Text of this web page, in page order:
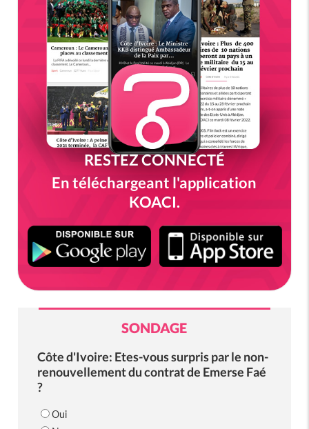
RESTEZ CONNECTÉ
En téléchargeant l'application
KOACI.
SONDAGE
Côte d'Ivoire: Etes-vous surpris par le non-
renouvellement du contrat de Emerse Faé
?
Oui